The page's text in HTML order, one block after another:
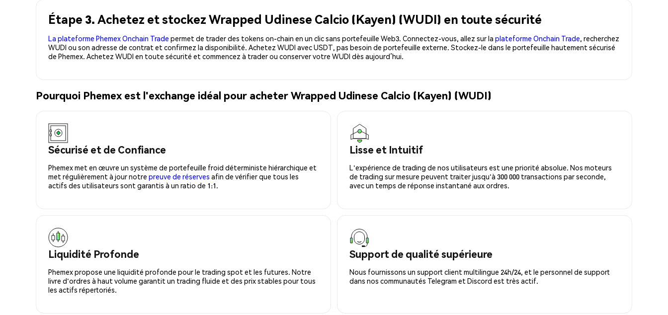
Étape 3. Achetez et stockez Wrapped Udinese Calcio (Kayen) (WUDI) en toute sécurité
La plateforme Phemex Onchain Trade permet de trader des tokens on-chain en un clic sans portefeuille Web3. Connectez-vous, allez sur la plateforme Onchain Trade, recherchez
WUDI ou son adresse de contrat et confirmez la disponibilité. Achetez WUDI avec USDT, pas besoin de portefeuille externe. Stockez-le dans le portefeuille hautement sécurisé
de Phemex. Achetez WUDI en toute sécurité et commencez à trader ou conserver votre WUDI dès aujourd’hui.
Pourquoi Phemex est l'exchange idéal pour acheter Wrapped Udinese Calcio (Kayen) (WUDI)
Sécurisé et de Confiance
Phemex met en œuvre un système de portefeuille froid déterministe hiérarchique et
met régulièrement à jour notre preuve de réserves afin de vérifier que tous les
actifs des utilisateurs sont garantis à un ratio de 1:1.
Lisse et Intuitif
L'expérience de trading de nos utilisateurs est une priorité absolue. Nos moteurs
de trading sur mesure peuvent traiter jusqu'à 300 000 transactions par seconde,
avec un temps de réponse instantané aux ordres.
Liquidité Profonde
Phemex propose une liquidité profonde pour le trading spot et les futures. Notre
livre d'ordres à haut volume garantit un trading fluide et des prix stables pour tous
les actifs répertoriés.
Support de qualité supérieure
Nous fournissons un support client multilingue 24h/24, et le personnel de support
dans nos communautés Telegram et Discord est très actif.